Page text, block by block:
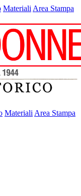
Materiali Area Stampa
Materiali Area Stampa